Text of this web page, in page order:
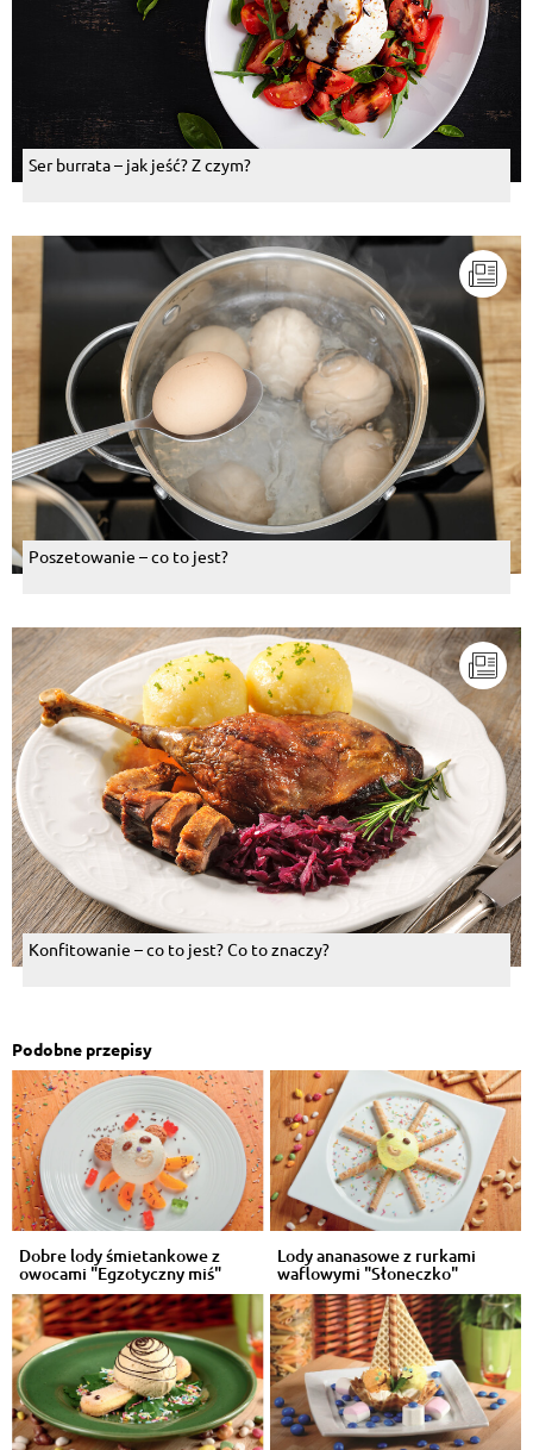
Ser burrata – jak jeść? Z czym?
Poszetowanie – co to jest?
Konfitowanie – co to jest? Co to znaczy?
Podobne przepisy
Dobre lody śmietankowe z
owocami "Egzotyczny miś"
Lody ananasowe z rurkami
waflowymi "Słoneczko"